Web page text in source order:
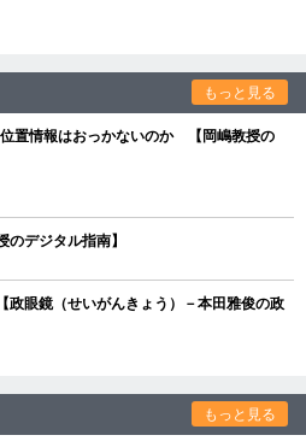
もっと見る
置情報はおっかないのか 【岡嶋教授の
デジタル指南】
眼鏡（せいがんきょう）－本田雅俊の政
もっと見る